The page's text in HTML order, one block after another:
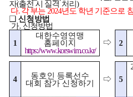
자(출전 시 실격 처리 )
다. 각 부는 2024년도 학년 기준으로
❑ 신청방법
가. 신청방법
1
대한수영연맹
홈페이지
https://www.korswim.co.kr/
⇨ 2
4
동호인 등록선수
대회 참가 신청하기
⇨ 5